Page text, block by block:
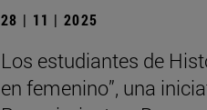
28 | 11 | 2025
Los estudiantes de
en femenino”, una